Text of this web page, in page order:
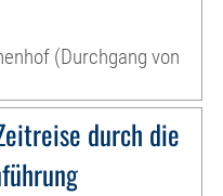
(Durchgang von
durch die